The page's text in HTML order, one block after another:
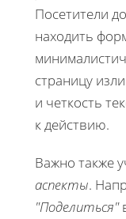
Посетители
находить
страницу
и четкость
к действию.
Важно также
аспекты.
"Поделиться"